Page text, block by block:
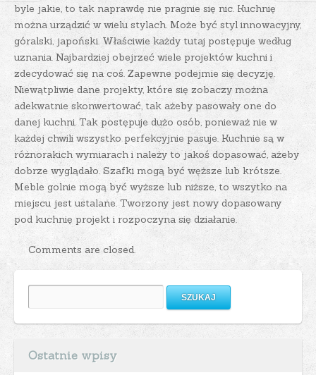
byle jakie, to tak naprawdę nie pragnie się nic. Kuchnię
można urządzić w wielu stylach. Może być styl innowacyjny,
góralski, japoński. Właściwie każdy tutaj postępuje według
uznania. Najbardziej obejrzeć wiele projektów kuchni i
zdecydować się na coś. Zapewne podejmie się decyzję.
Niewątpliwie dane projekty, które się zobaczy można
adekwatnie skonwertować, tak ażeby pasowały one do
danej kuchni. Tak postępuje dużo osób, ponieważ nie w
każdej chwili wszystko perfekcyjnie pasuje. Kuchnie są w
różnorakich wymiarach i należy to jakoś dopasować, ażeby
dobrze wyglądało. Szafki mogą być węższe lub krótsze.
Meble golnie mogą być wyższe lub niższe, to wszytko na
miejscu jest ustalane. Tworzony jest nowy dopasowany
pod kuchnię projekt i rozpoczyna się działanie.
Comments are closed.
Ostatnie wpisy